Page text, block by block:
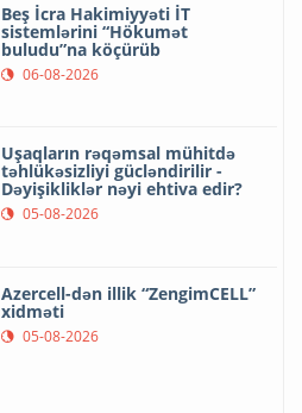
Beş İcra Hakimiyyəti İT
sistemlərini “Hökumət
buludu”na köçürüb
06-08-2026
Uşaqların rəqəmsal mühitdə
təhlükəsizliyi gücləndirilir -
Dəyişikliklər nəyi ehtiva edir?
05-08-2026
Azercell-dən illik “ZengimCELL”
xidməti
05-08-2026